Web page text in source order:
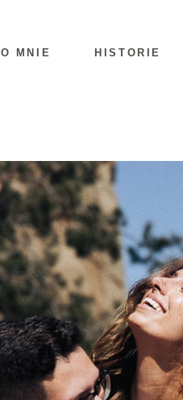
O MNIE HISTORIE